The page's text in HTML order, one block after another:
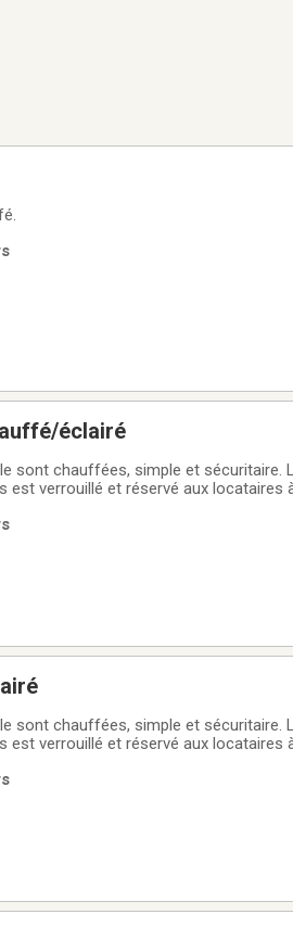
éclairé
sont chauffées, simple et sécuritaire.
verrouillé et réservé aux locataires à
sont chauffées, simple et sécuritaire.
verrouillé et réservé aux locataires à